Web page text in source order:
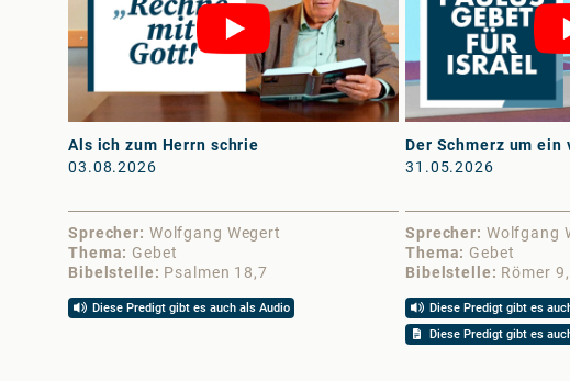
Als ich zum Herrn schrie
03.08.2026
Sprecher
Wolfgang Wegert
Thema
Gebet
Bibelstelle
Psalmen 18,7
Diese Predigt gibt es auch als Audio
Der Schmerz um ein
31.05.2026
Sprecher
Wolfgang
Thema
Gebet
Bibelstelle
Römer
Diese Predigt gibt es
Diese Predigt gibt es